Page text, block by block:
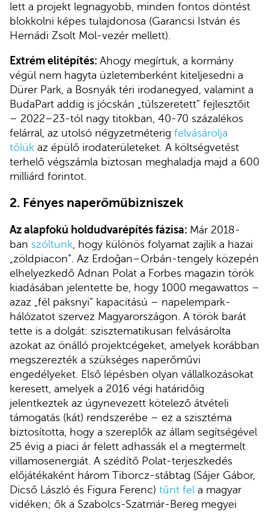
lett a projekt legnagyobb, minden fontos döntést
blokkolni képes tulajdonosa (Garancsi István és
Hernádi Zsolt Mol-vezér mellett).
Extrém elitépítés: Ahogy megírtuk, a kormány
végül nem hagyta üzletemberként kiteljesedni a
Dürer Park, a Bosnyák téri irodanegyed, valamint a
BudaPart addig is jócskán „túlszeretett” fejlesztőit
– 2022–23-tól nagy titokban, 40-70 százalékos
felárral, az utolsó négyzetméterig felvásárolja
tőlük az épülő irodaterületeket. A költségvetést
terhelő végszámla biztosan meghaladja majd a 600
milliárd forintot.
2. Fényes naperőműbizniszek
Az alapfokú holdudvarépítés fázisa: Már 2018-
ban szóltunk, hogy különös folyamat zajlik a hazai
„zöldpiacon”. Az Erdoğan–Orbán-tengely közepén
elhelyezkedő Adnan Polat a Forbes magazin török
kiadásában jelentette be, hogy 1000 megawattos –
azaz „fél paksnyi” kapacitású – napelempark-
hálózatot szervez Magyarországon. A török barát
tette is a dolgát: szisztematikusan felvásárolta
azokat az önálló projektcégeket, amelyek korábban
megszerezték a szükséges naperőművi
engedélyeket. Első lépésben olyan vállalkozásokat
keresett, amelyek a 2016 végi határidőig
jelentkeztek az úgynevezett kötelező átvételi
támogatás (kát) rendszerébe – ez a szisztéma
biztosította, hogy a szereplők az állam segítségével
25 évig a piaci ár felett adhassák el a megtermelt
villamosenergiát. A szédítő Polat-terjeszkedés
előjátékaként három Tiborcz-stábtag (Sájer Gábor,
Dicső László és Figura Ferenc) tűnt fel a magyar
vidéken; ők a Szabolcs-Szatmár-Bereg megyei